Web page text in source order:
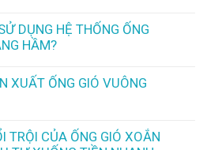
DỤNG HỆ THỐNG ỐNG
HẦM?
XUẤT ỐNG GIÓ VUÔNG
TRỘI CỦA ỐNG GIÓ XOẮN